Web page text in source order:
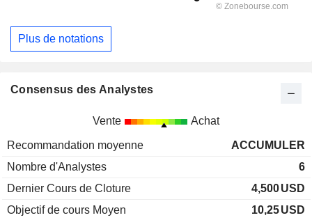
Plus de notations
Consensus des Analystes
Vente Achat
Recommandation moyenne
ACCUMULER
Nombre d'Analystes
6
Dernier Cours de Cloture
4,500USD
Objectif de cours Moyen
10,25USD